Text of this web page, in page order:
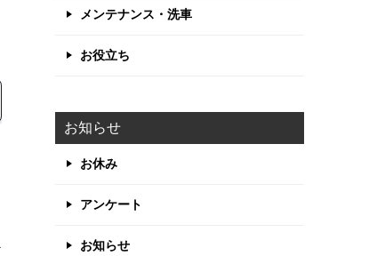
メンテナンス・洗車
お役立ち
お知らせ
お休み
アンケート
お知らせ